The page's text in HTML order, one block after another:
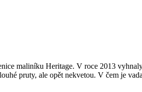
maliníku Heritage. V roce 2013
pruty, ale opět nekvetou. V čem je